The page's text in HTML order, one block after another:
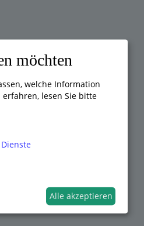
möchten
welche Information
erfahren, lesen Sie bitte
Dienste
Alle akzeptieren